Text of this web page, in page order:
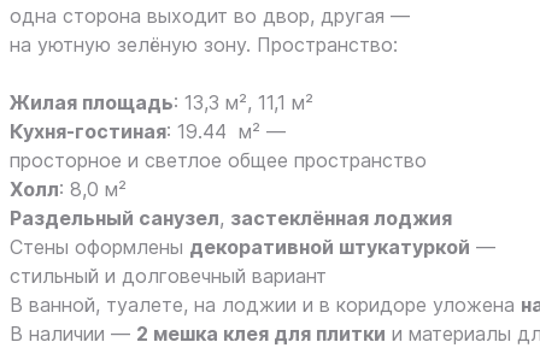
одна сторона выходит во двор, другая —
на уютную зелёную зону. Пространство:
Жилая площадь: 13,3 м², 11,1 м²
Кухня-гостиная: 19.44 м² —
просторное и светлое общее пространство
Холл: 8,0 м²
Раздельный санузел, застеклённая лоджия
Стены оформлены декоративной штукатуркой —
стильный и долговечный вариант
В ванной, туалете, на лоджии и в коридоре уложена
В наличии — 2 мешка клея для плитки и материалы